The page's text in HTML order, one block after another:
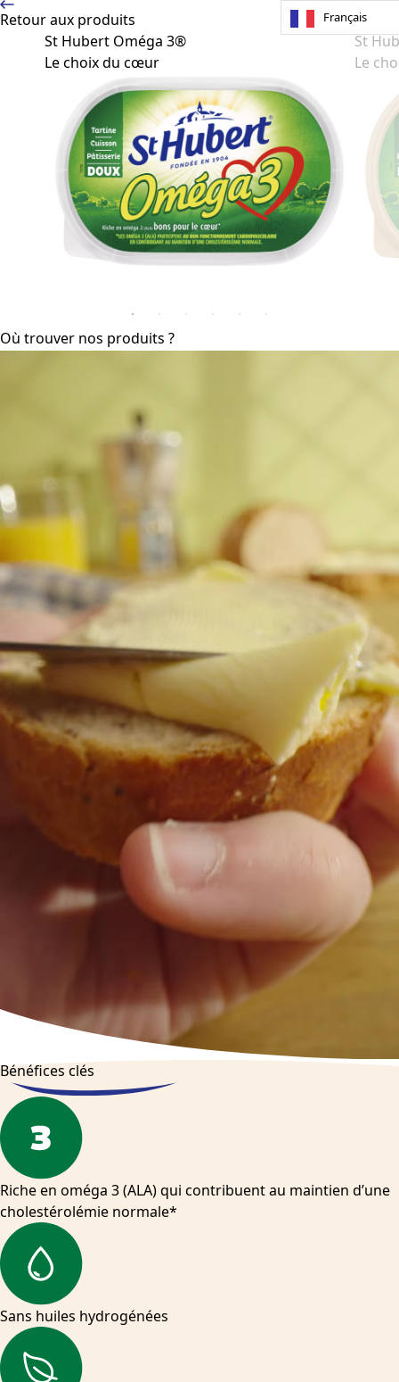
Retour aux produits
St Hubert Oméga 3®
Le choix du cœur
St
Le
Où trouver nos produits ?
Bénéfices clés
Riche en oméga 3 (ALA) qui contribuent au maintien d’une
cholestérolémie normale*
Sans huiles hydrogénées
Français